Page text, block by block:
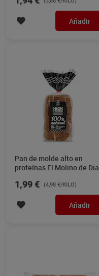
Añadir
Pan de molde alto en
proteínas El Molino de Dia
1,99 € (4,98 €/KILO)
Añadir